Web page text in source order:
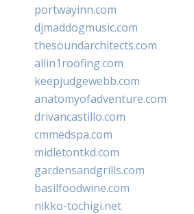
portwayinn.com
djmaddogmusic.com
thesoundarchitects.com
allin1roofing.com
keepjudgewebb.com
anatomyofadventure.com
drivancastillo.com
cmmedspa.com
midletontkd.com
gardensandgrills.com
basilfoodwine.com
nikko-tochigi.net